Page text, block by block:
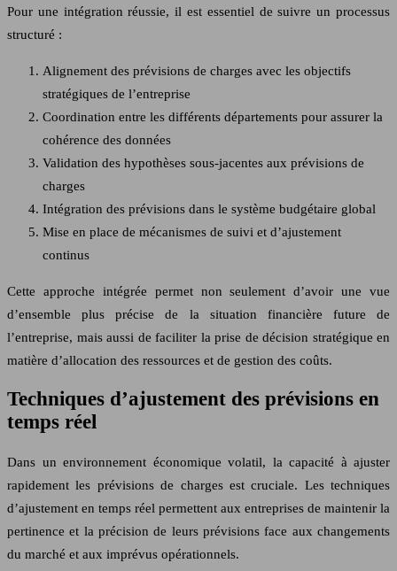
Pour une intégration réussie, il est essentiel de suivre un processus
structuré :
Alignement des prévisions de charges avec les objectifs
stratégiques de l’entreprise
Coordination entre les différents départements pour assurer la
cohérence des données
Validation des hypothèses sous-jacentes aux prévisions de
charges
Intégration des prévisions dans le système budgétaire global
Mise en place de mécanismes de suivi et d’ajustement
continus
Cette approche intégrée permet non seulement d’avoir une vue
d’ensemble plus précise de la situation financière future de
l’entreprise, mais aussi de faciliter la prise de décision stratégique en
matière d’allocation des ressources et de gestion des coûts.
Techniques d’ajustement des prévisions en
temps réel
Dans un environnement économique volatil, la capacité à ajuster
rapidement les prévisions de charges est cruciale. Les techniques
d’ajustement en temps réel permettent aux entreprises de maintenir la
pertinence et la précision de leurs prévisions face aux changements
du marché et aux imprévus opérationnels.